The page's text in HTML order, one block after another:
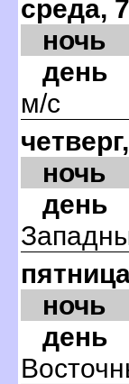
среда,
ночь
день
м/с
ночь
день
ночь
день